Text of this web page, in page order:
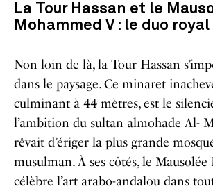
La Tour Hassan et le
Mohammed V : le duo royal
Non loin de là, la Tour Hassan
dans le paysage. Ce minaret
culminant à 44 mètres, est le
l’ambition du sultan almohade Al-
rêvait d’ériger la plus grande
musulman. À ses côtés, le
célèbre l’art arabo-andalou dans